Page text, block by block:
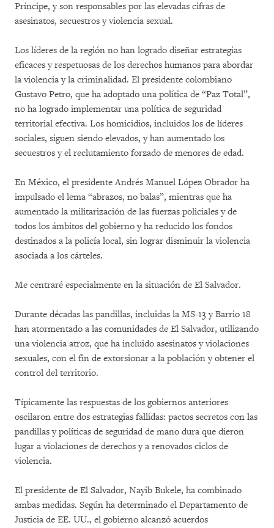
Príncipe, y son responsables por las elevadas cifras de
asesinatos, secuestros y violencia sexual.
Los líderes de la región no han logrado diseñar estrategias
eficaces y respetuosas de los derechos humanos para abordar
la violencia y la criminalidad. El presidente colombiano
Gustavo Petro, que ha adoptado una política de “Paz Total”,
no ha logrado implementar una política de seguridad
territorial efectiva. Los homicidios, incluidos los de líderes
sociales, siguen siendo elevados, y han aumentado los
secuestros y el reclutamiento forzado de menores de edad.
En México, el presidente Andrés Manuel López Obrador ha
impulsado el lema “abrazos, no balas”, mientras que ha
aumentado la militarización de las fuerzas policiales y de
todos los ámbitos del gobierno y ha reducido los fondos
destinados a la policía local, sin lograr disminuir la violencia
asociada a los cárteles.
Me centraré especialmente en la situación de El Salvador.
Durante décadas las pandillas, incluidas la MS-13 y Barrio 18
han atormentado a las comunidades de El Salvador, utilizando
una violencia atroz, que ha incluido asesinatos y violaciones
sexuales, con el fin de extorsionar a la población y obtener el
control del territorio.
Típicamente las respuestas de los gobiernos anteriores
oscilaron entre dos estrategias fallidas: pactos secretos con las
pandillas y políticas de seguridad de mano dura que dieron
lugar a violaciones de derechos y a renovados ciclos de
violencia.
El presidente de El Salvador, Nayib Bukele, ha combinado
ambas medidas. Según ha determinado el Departamento de
Justicia de EE. UU., el gobierno alcanzó acuerdos